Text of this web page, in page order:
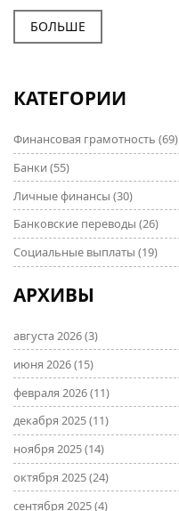
БОЛЬШЕ
КАТЕГОРИИ
Финансовая грамотность (69)
Банки (55)
Личные финансы (30)
Банковские переводы (26)
Социальные выплаты (19)
АРХИВЫ
августа 2026(3)
июня 2026(15)
февраля 2026(11)
декабря 2025(11)
ноября 2025(14)
октября 2025(24)
сентября 2025(4)